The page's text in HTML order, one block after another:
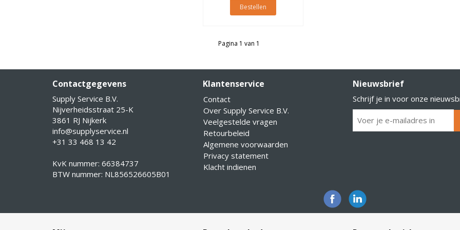
Bestellen
Pagina 1 van 1
Contactgegevens
Supply Service B.V.
Nijverheidsstraat 25-K
3861 RJ Nijkerk
info@supplyservice.nl
+31 33 468 13 42
KvK nummer: 66384737
BTW nummer: NL856526605B01
Klantenservice
Contact
Over Supply Service B.V.
Veelgestelde vragen
Retourbeleid
Algemene voorwaarden
Privacy statement
Klacht indienen
Nieuwsbrief
Schrijf je in voor onze